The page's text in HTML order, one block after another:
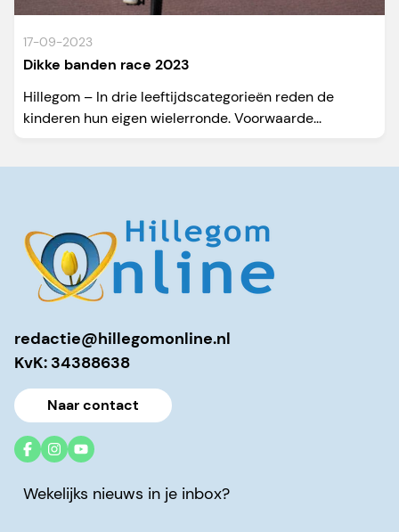
17-09-2023
Dikke banden race 2023
Hillegom – In drie leeftijdscategorieën reden de
kinderen hun eigen wielerronde. Voorwaarde...
redactie@hillegomonline.nl
KvK: 34388638
Naar contact
Wekelijks nieuws in je inbox?